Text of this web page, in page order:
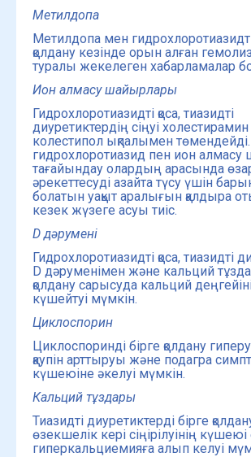
Метилдопа
Метилдопа мен
қолдану кезінде орын алған
туралы жекелеген хабарламалар
Ион алмасу шайырлары
Гидрохлоротиазидті қоса, тиазидті
диуретиктердің сіңуі
колестипол ықпалымен
гидрохлоротиазид пен ион
тағайындау олардың арасында
әрекеттесуді азайта түсу үшін
болатын уақыт аралығын қалдыра
кезек жүзеге асуы тиіс.
D дәрумені
Гидрохлоротиазидті қоса, тиазидті
D дәруменімен және кальций
қолдану сарысуда кальций
күшейтуі мүмкін.
Циклоспорин
Циклоспоринді бірге қолдану
қаупін арттыруы және подагра
күшеюіне әкелуі мүмкін.
Кальций тұздары
Тиазидті диуретиктерді бірге
өзекшелік кері сіңірілуінің
гиперкальциемияға алып келуі